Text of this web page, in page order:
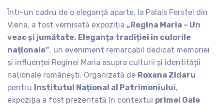
Într-un cadru de o eleganță aparte, la Palais Ferstel din
Viena, a fost vernisată expoziția „Regina Maria – Un
veac și jumătate. Eleganța tradiției în culorile
naționale”, un eveniment remarcabil dedicat memoriei
și influenței Reginei Maria asupra culturii și identității
naționale românești. Organizată de Roxana Zidaru
pentru Institutul Național al Patrimoniului,
expoziția a fost prezentată în contextul primei Gale